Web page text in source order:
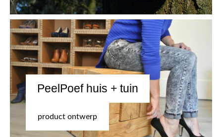
PeelPoef huis + tuin
product ontwerp